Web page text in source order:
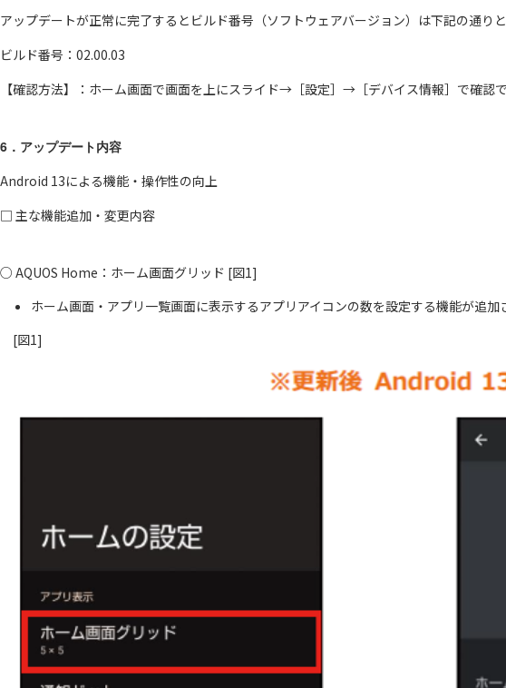
アップデートが正常に完了するとビルド番号（ソフトウェアバージョン）は下記の通りと
ビルド番号：02.00.03
【確認方法】：ホーム画面で画面を上にスライド→［設定］→［デバイス情報］で確認で
6．アップデート内容
Android 13による機能・操作性の向上
□ 主な機能追加・変更内容
○ AQUOS Home：ホーム画面グリッド [図1]
ホーム画面・アプリ一覧画面に表示するアプリアイコンの数を設定する機能が追加
[図1]